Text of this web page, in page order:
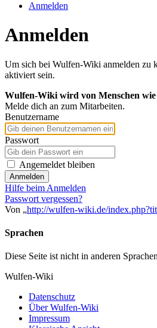
Anmelden
Anmelden
Um sich bei Wulfen-Wiki anmelden zu
aktiviert sein.
Wulfen-Wiki wird von Menschen wie
Melde dich an zum Mitarbeiten.
Benutzername
Passwort
Angemeldet bleiben
Anmelden
Hilfe beim Anmelden
Passwort vergessen?
Von „http://wulfen-wiki.de/
Sprachen
Diese Seite ist nicht in anderen
Wulfen-Wiki
Datenschutz
Über Wulfen-Wiki
Impressum